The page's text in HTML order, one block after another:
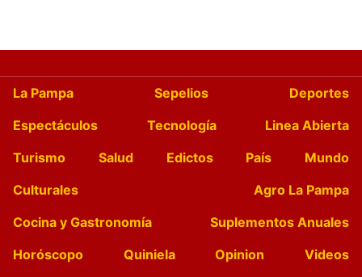
La Pampa Sepelios
Deportes
Espectáculos
Tecnología
Linea Abierta
Turismo
Salud Edictos País
Mundo
Culturales
Agro La Pampa
Cocina y Gastronomía
Suplementos Anuales
Horóscopo
Quiniela Opinion
Videos